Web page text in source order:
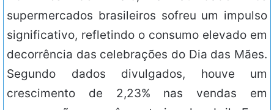
supermercados brasileiros sofreu um impulso
significativo, refletindo o consumo elevado em
decorrência das celebrações do Dia das Mães.
Segundo dados divulgados, houve um
crescimento de 2,23% nas vendas em